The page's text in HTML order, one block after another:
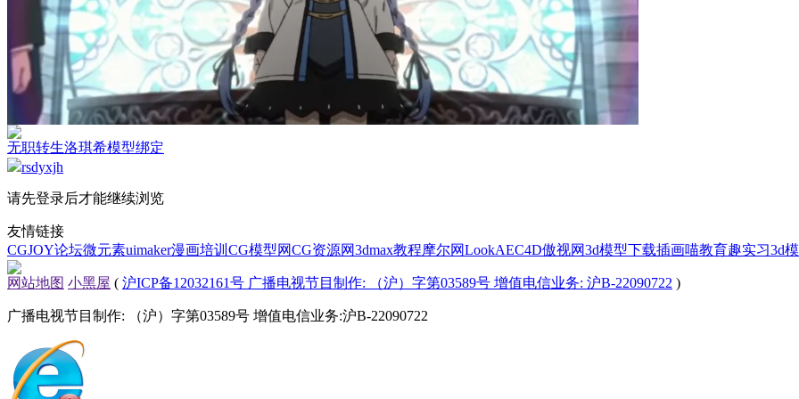
无职转生洛琪希模型绑定
rsdyxjh
请先登录后才能继续浏览
友情链接
CGJOY论坛微元素uimaker漫画培训 CG模型网CG资源网3dmax教程摩尔网LookAEC4D傲视网3d模型下载插画喵教育趣实习3d
网站地图 小黑屋 ( 沪ICP备12032161号 广播电视节目制作: （沪）字第03589号 增值电信业务: 沪B-22090722 )
广播电视节目制作: （沪）字第03589号 增值电信业务:沪B-22090722